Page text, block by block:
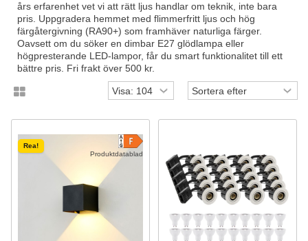
års erfarenhet vet vi att rätt ljus handlar om teknik, inte bara
pris. Uppgradera hemmet med flimmerfritt ljus och hög
färgåtergivning (RA90+) som framhäver naturliga färger.
Oavsett om du söker en dimbar E27 glödlampa eller
högpresterande LED-lampor, får du smart funktionalitet till ett
bättre pris. Fri frakt över 500 kr.
Produktdatablad
Rea!